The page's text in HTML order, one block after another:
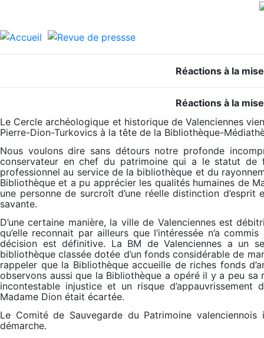
Réactions à la
Réactions à la
Le Cercle archéologique et historique de Valenciennes
Pierre-Dion-Turkovics à la tête de la Bibliothèque-
Nous voulons dire sans détours notre profonde
conservateur en chef du patrimoine qui a le statut de
professionnel au service de la bibliothèque et du
Bibliothèque et a pu apprécier les qualités humaines de
une personne de surcroît d’une réelle distinction
savante.
D’une certaine manière, la ville de Valenciennes est
qu’elle reconnait par ailleurs que l’intéressée n’a
décision est définitive. La BM de Valenciennes a un
bibliothèque classée dotée d’un fonds considérable de
rappeler que la Bibliothèque accueille de riches fonds
observons aussi que la Bibliothèque a opéré il y a peu
incontestable injustice et un risque
Madame Dion était écartée.
Le Comité de Sauvegarde du Patrimoine
démarche.